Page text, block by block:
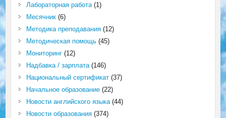
Лабораторная работа(1)
Месячник(6)
Методика преподавания(12)
Методическая помощь(45)
Мониторинг(12)
Надбавка / зарплата(146)
Национальный сертификат(37)
Начальное образование(22)
Новости английского языка(44)
Новости образования(374)